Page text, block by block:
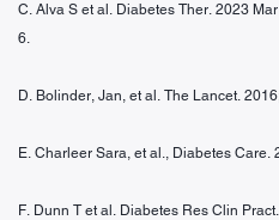
C. Alva S et al. Diabetes Ther. 2023
6.
D. Bolinder, Jan, et al. The Lancet.
E. Charleer Sara, et al., Diabetes Care.
F. Dunn T et al. Diabetes Res Clin